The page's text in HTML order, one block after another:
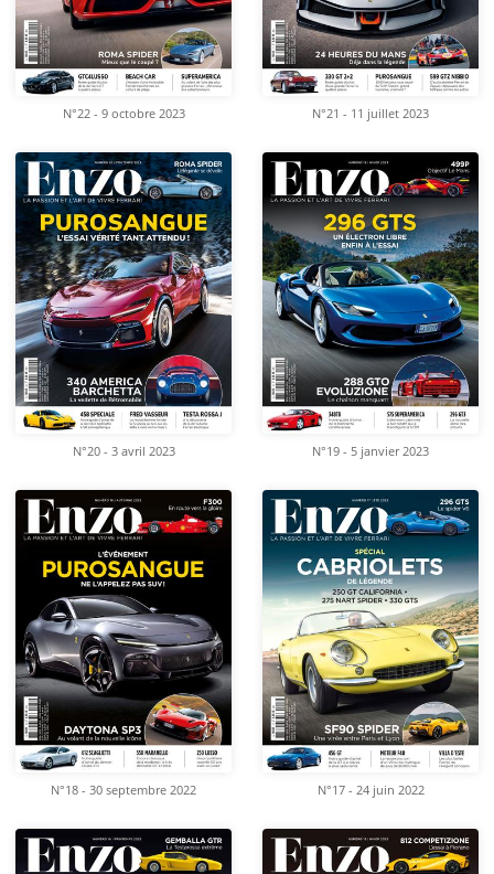
N°22 - 9 octobre 2023 N°21 - 11 juillet 2023
N°20 - 3 avril 2023 N°19 - 5 janvier 2023
N°18 - 30 septembre 2022 N°17 - 24 juin 2022